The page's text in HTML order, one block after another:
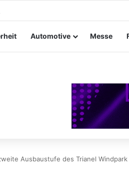
Automotive Messe
Ausbaustufe des Trianel Windpark